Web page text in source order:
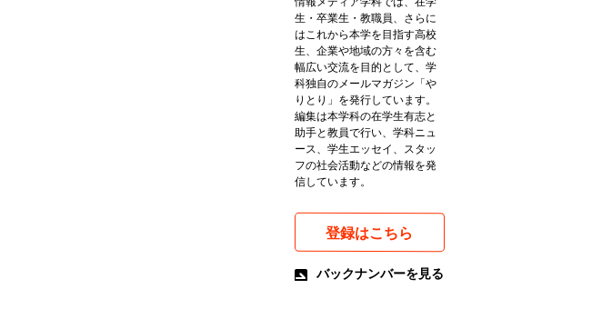
生・卒業生・教職員、さらに
はこれから本学を目指す高校
生、企業や地域の方々を含む
幅広い交流を目的として、学
科独自のメールマガジン「や
りとり」を発行しています。
編集は本学科の在学生有志と
助手と教員で行い、学科ニュ
ース、学生エッセイ、スタッ
フの社会活動などの情報を発
信しています。
登録はこちら
バックナンバーを見る